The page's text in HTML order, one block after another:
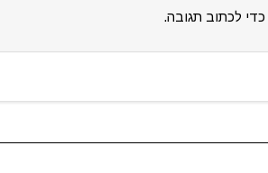
כדי לכתוב תגובה.